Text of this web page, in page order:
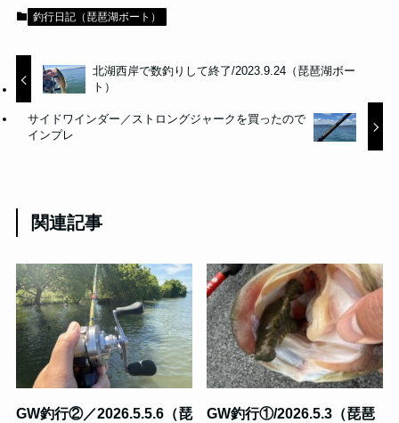
釣行日記（琵琶湖ボート）
北湖西岸で数釣りして終了/2023.9.24（琵琶湖ボー
ト）
サイドワインダー／ストロングジャークを買ったので
インプレ
関連記事
GW釣行②／2026.5.5.6（琵
GW釣行①/2026.5.3（琵琶